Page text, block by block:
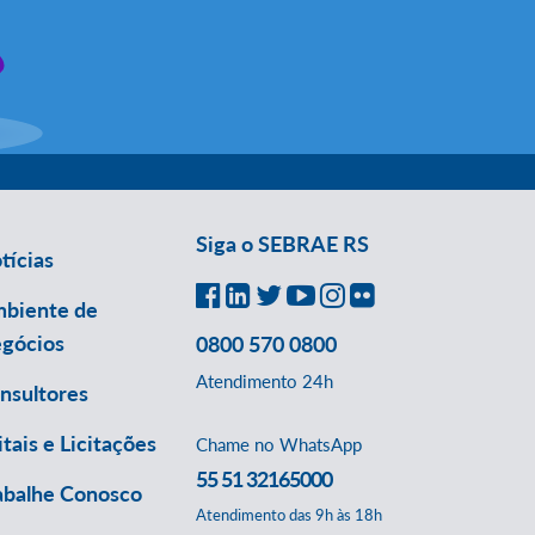
de
e Licitações
Conosco
Siga o SEBRAE RS
0800 570 0800
Atendimento 24h
Chame no WhatsApp
55 51 32165000
Atendimento das 9h às 18h